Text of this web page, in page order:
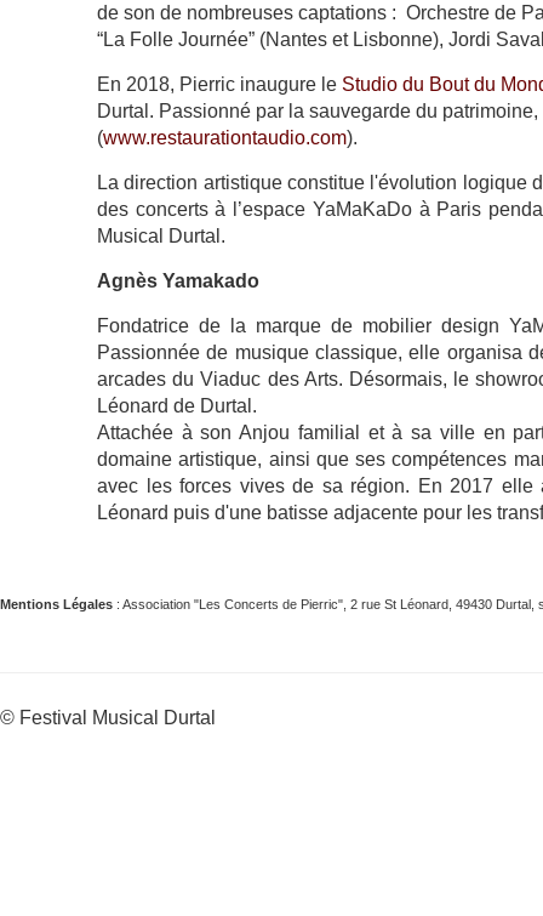
de son de nombreuses captations : Orchestre de
“La Folle Journée” (Nantes et Lisbonne), Jordi
En 2018, Pierric inaugure le Studio du Bout du
Durtal. Passionné par la sauvegarde du
(www.restaurationtaudio.com).
La direction artistique constitue l'évolution logique
des concerts à l’espace YaMaKaDo à Paris
Musical Durtal.
Agnès Yamakado
Fondatrice de la marque de mobilier design
Passionnée de musique classique, elle organisa
arcades du Viaduc des Arts. Désormais, le
Léonard de Durtal.
Attachée à son Anjou familial et à sa ville en
domaine artistique, ainsi que ses compétences
avec les forces vives de sa région. En 2017
Léonard puis d'une batisse adjacente pour les
Mentions Légales : Association "Les Concerts de Pierric", 2 rue St Léonard, 49430
© Festival Musical Durtal